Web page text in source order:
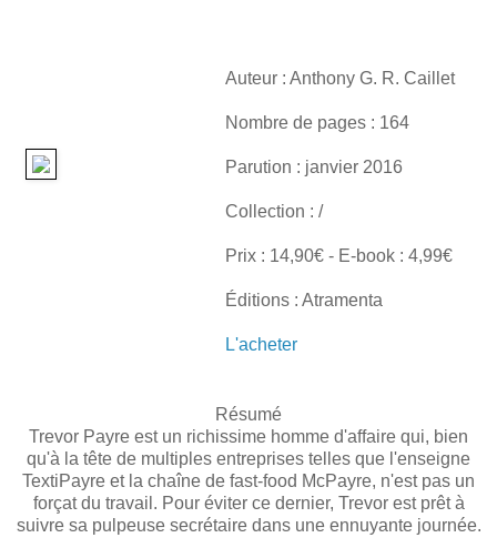
Auteur : Anthony G. R. Caillet
Nombre de pages : 164
Parution : janvier 2016
Collection : /
Prix : 14,90€ - E-book : 4,99€
Éditions : Atramenta
L'acheter
Résumé
Trevor Payre est un richissime homme d'affaire qui, bien
qu'à la tête de multiples entreprises telles que l'enseigne
TextiPayre et la chaîne de fast-food McPayre, n'est pas un
forçat du travail. Pour éviter ce dernier, Trevor est prêt à
suivre sa pulpeuse secrétaire dans une ennuyante journée.